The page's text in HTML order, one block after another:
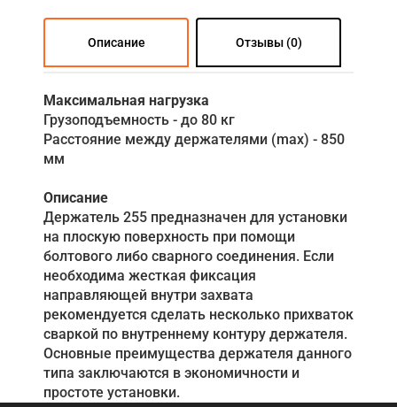
Описание Отзывы (0)
Максимальная нагрузка
Грузоподъемность - до 80 кг
Расстояние между держателями (max) - 850
мм
Описание
Держатель 255 предназначен для установки
на плоскую поверхность при помощи
болтового либо сварного соединения. Если
необходима жесткая фиксация
направляющей внутри захвата
рекомендуется сделать несколько прихваток
сваркой по внутреннему контуру держателя.
Основные преимущества держателя данного
типа заключаются в экономичности и
простоте установки.